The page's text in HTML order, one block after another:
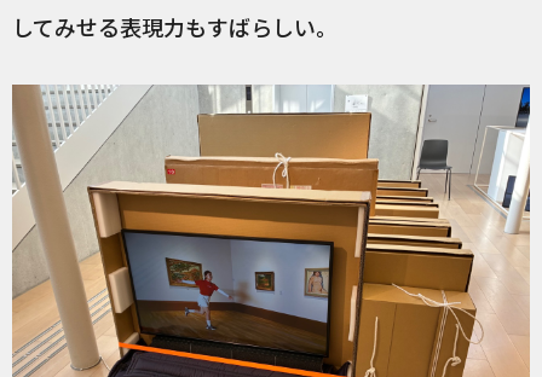
してみせる表現力もすばらしい。